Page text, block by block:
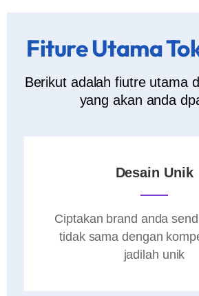
Fiture Utama
Berikut adalah fiutre utama
yang akan anda
Desain Unik
Ciptakan brand anda
tidak sama dengan
jadilah unik